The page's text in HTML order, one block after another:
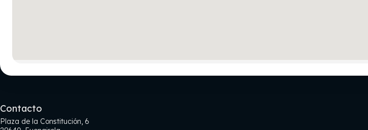
Contacto
Plaza de la Constitución, 6